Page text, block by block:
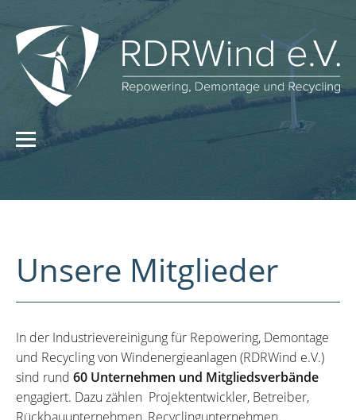
Unsere Mitglieder
In der Industrievereinigung für Repowering, Demontage
und Recycling von Windenergieanlagen (RDRWind e.V.)
sind rund 60 Unternehmen und Mitgliedsverbände
engagiert. Dazu zählen Projektentwickler, Betreiber,